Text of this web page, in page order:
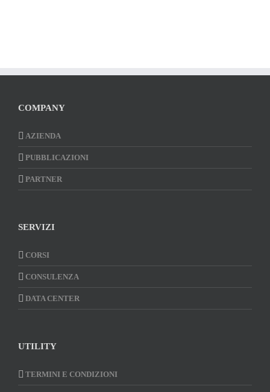
COMPANY
AZIENDA
PUBBLICAZIONI
PARTNER
SERVIZI
CORSI
CONSULENZA
DATA CENTER
UTILITY
TERMINI E CONDIZIONI